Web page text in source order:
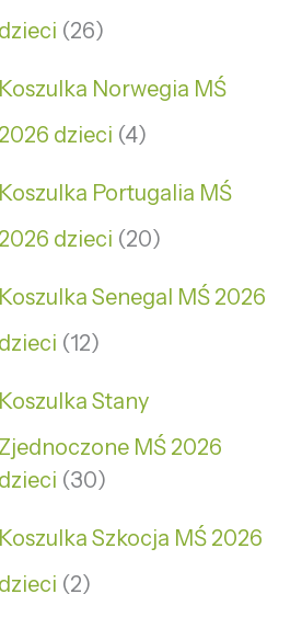
dzieci 26
Koszulka Norwegia MŚ
2026 dzieci 4
Koszulka Portugalia MŚ
2026 dzieci 20
Koszulka Senegal MŚ 2026
dzieci 12
Koszulka Stany
Zjednoczone MŚ 2026
dzieci 30
Koszulka Szkocja MŚ 2026
dzieci 2